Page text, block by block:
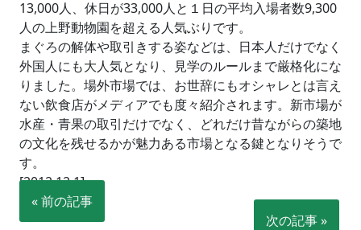
13,000人、休日が33,000人と１日の平均入場者数9,300
人の上野動物園を超える人気ぶりです。
まぐろの解体や取引きする姿などは、日本人だけでなく
外国人にも大人気となり、見学のルールまで厳格化にな
りました。場外市場では、お世辞にもオシャレとは言え
ない飲食店がメディアでも度々紹介されます。新市場が
水産・青果の取引だけでなく、どれだけ昔ながらの築地
の文化を残せるかが魅力ある市場となる鍵となりそうで
す。
[2012.12.1]
« 前の記事
次の記事 »